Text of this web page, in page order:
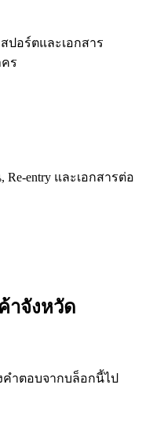
ปอร์ตและเอกสาร
ร
entry และเอกสารต่อ
าจังหวัด
คำตอบจากบล็อกนี้ไป